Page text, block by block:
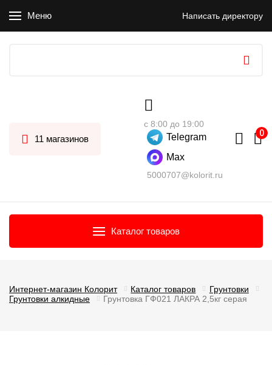
Меню Написать директору
11 магазинов
с 8:00 до 19:00
Telegram
Max
5000707@kolorit.ru
Каталог товаров
Интернет-магазин Колорит Каталог товаров
Грунтовки
Грунтовки алкидные
Грунтовка ГФ021 ЛАКРА 2,5кг серая